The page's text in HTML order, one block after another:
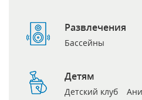
Развлечения
Бассейны
Детям
Детский клуб